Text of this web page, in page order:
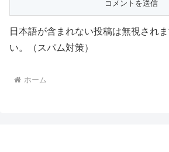
日本語が含まれない投稿は無視され
い。（スパム対策）
ホーム